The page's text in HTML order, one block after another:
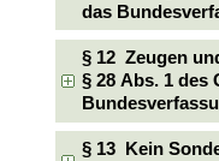
das
§ 12 Zeugen
§ 28 Abs. 1 des
§ 13 Kein